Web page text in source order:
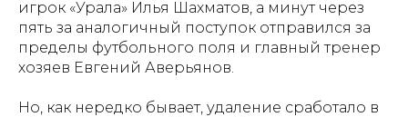
игрок «Урала» Илья Шахматов, а минут через
пять за аналогичный поступок отправился за
пределы футбольного поля и главный тренер
хозяев Евгений Аверьянов.
Но, как нередко бывает, удаление сработало в